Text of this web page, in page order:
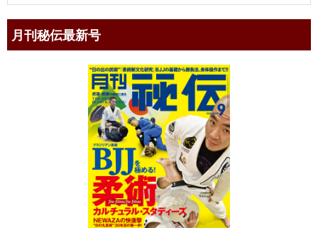
月刊秘伝最新号